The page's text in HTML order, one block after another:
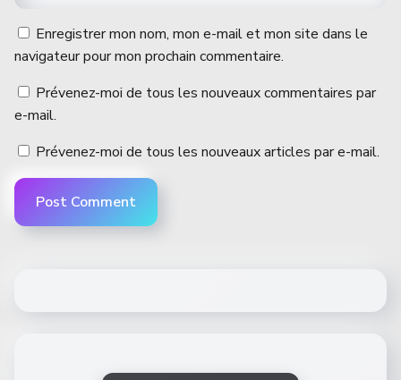
Enregistrer mon nom, mon e-mail et mon site dans le
navigateur pour mon prochain commentaire.
Prévenez-moi de tous les nouveaux commentaires par
e-mail.
Prévenez-moi de tous les nouveaux articles par e-mail.